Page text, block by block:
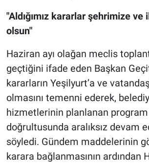
"Aldığımız kararlar şehrimize ve
olsun"
Haziran ayı olağan meclis
geçtiğini ifade eden Başkan
kararların Yeşilyurt’a ve
olmasını temenni ederek,
hizmetlerinin planlanan program
doğrultusunda aralıksız devam
söyledi. Gündem maddelerinin
karara bağlanmasının ardından